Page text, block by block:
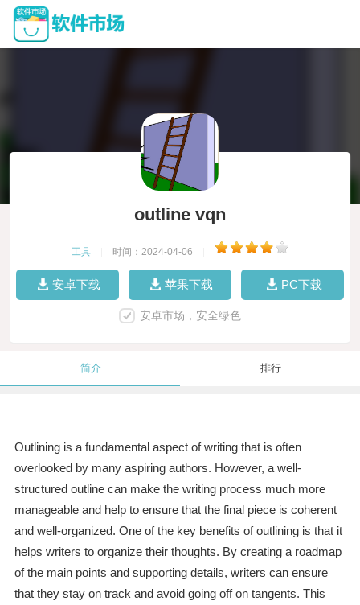
outline vqn
工具 时间：2024-04-06
安卓下载 苹果下载 PC下载
安卓市场，安全绿色
简介 排行
Outlining is a fundamental aspect of writing that is often
overlooked by many aspiring authors. However, a well-
structured outline can make the writing process much more
manageable and help to ensure that the final piece is coherent
and well-organized. One of the key benefits of outlining is that it
helps writers to organize their thoughts. By creating a roadmap
of the main points and supporting details, writers can ensure
that they stay on track and avoid going off on tangents. This